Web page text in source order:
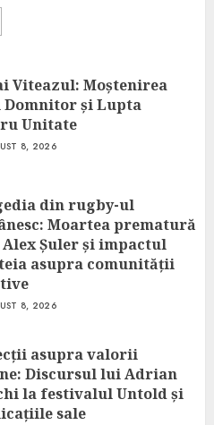
Viteazul: Moștenirea
Domnitor și Lupta
Unitate
8, 2026
din rugby-ul
Moartea prematură
Șuler și impactul
asupra comunității
8, 2026
asupra valorii
Discursul lui Adrian
la festivalul Untold și
sale